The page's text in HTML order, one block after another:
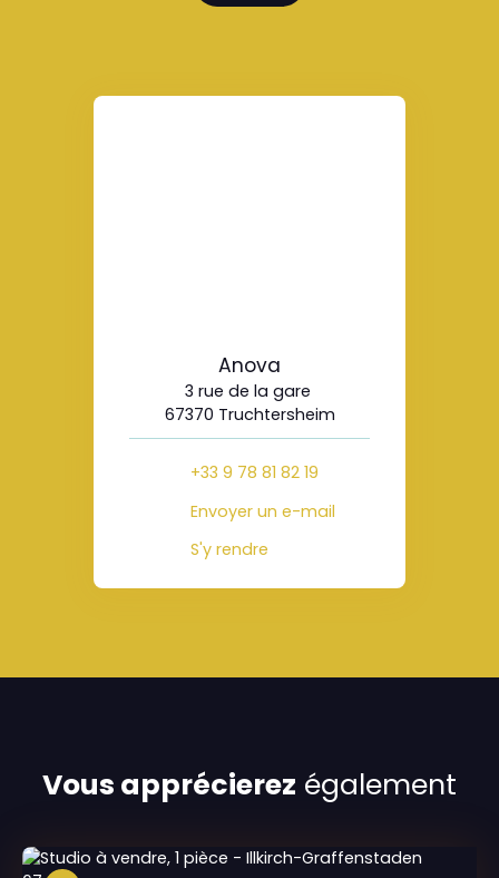
Anova
3 rue de la gare
67370 Truchtersheim
+33 9 78 81 82 19
Envoyer un e-mail
S'y rendre
Vous apprécierez également